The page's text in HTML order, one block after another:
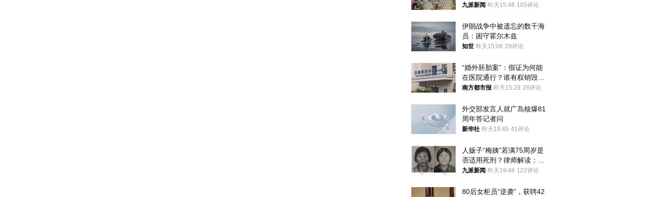
衷是为了陪伴，毕业后将不
九派新闻 昨天15:48 105评论
伊朗战争中被遗忘的数千海
员：困守霍尔木兹
知世 昨天15:06 29评论
“婚外胚胎案”：假证为何能
在医院通行？谁有权销毁胚
胎？
南方都市报 昨天15:29 28评论
外交部发言人就广岛核爆81
周年答记者问
新华社 昨天19:45 41评论
人贩子“梅姨”若满75周岁是
否适用死刑？律师解读：很
大概率不会被判处死刑
九派新闻 昨天19:48 122评论
80后女柜员“逆袭”，获聘42